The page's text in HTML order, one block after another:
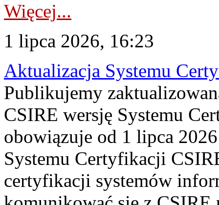
Więcej...
1 lipca 2026, 16:23
Aktualizacja Systemu
Publikujemy
CSIRE wersję Systemu
obowiązuje od 1 lipca
Systemu Certyfikacji
certyfikacji systemów